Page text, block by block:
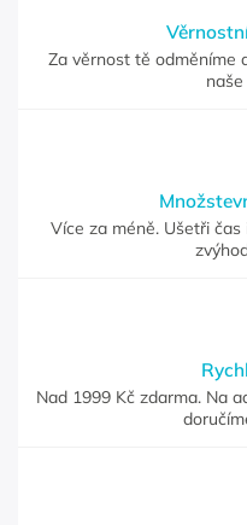
Za věrnost tě odměníme
Více za méně. Ušetři
Nad 1999 Kč zdarma. Na